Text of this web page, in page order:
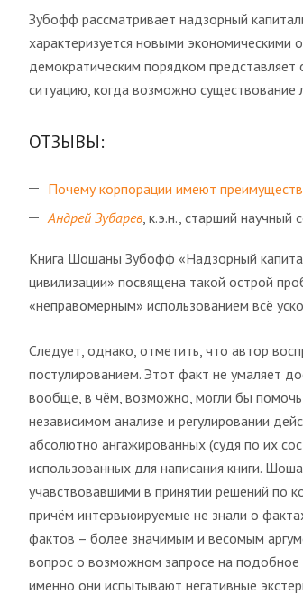
Зубофф рассматривает надзорный
характеризуется новыми
демократическим порядком
ситуацию, когда возможно
ОТЗЫВЫ:
Почему корпорации имеют
Андрей Зубарев, к.э.н., старший научный
Книга Шошаны Зубофф «Надзорный
цивилизации» посвящена такой острой
«неправомерным» использованием всё
Следует, однако, отметить, что автор
постулированием. Этот факт не умаляет
вообще, в чём, возможно, могли бы
независимом анализе и регулировании
абсолютно ангажированных (судя по их
использованных для написания книги.
учавствовавшими в принятии решений по
причём интервьюируемые не знали о
фактов – более значимым и весомым
вопрос о возможном запросе на подобное
именно они испытывают негативные